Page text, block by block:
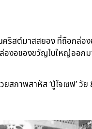
คริสต์มาสสยอง ที่ถือกล่
งอของขวัญใบใหญ่ออกม
ภาพสาหัส ‘ปู่โจเซฟ’ วั